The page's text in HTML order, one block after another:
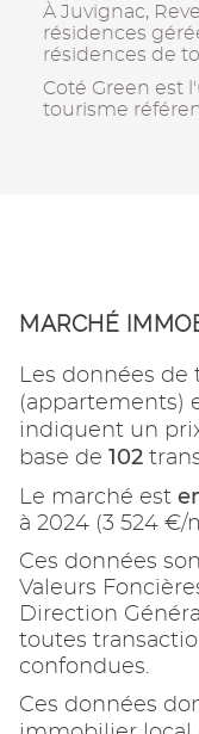
À Juvignac,
résidences
résidences de
Coté Green est
tourisme
MARCHÉ
Les données
(appartements)
indiquent un
base de 102
Le marché est
à 2024 (3 524 €/
Ces données
Valeurs
Direction
toutes
confondues.
Ces données